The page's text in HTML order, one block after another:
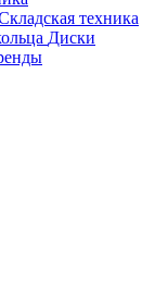
техника
Диски